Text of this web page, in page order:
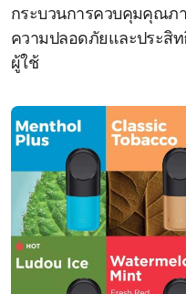
กระบวนการควบคุมคุณภ
ความปลอดภัยและประสิ
ผู้ใช้